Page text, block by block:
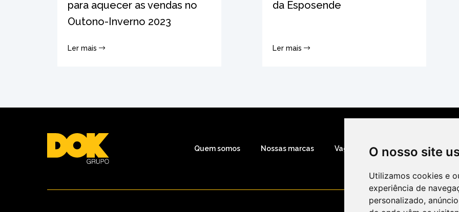
O nosso site
Utilizamos cookies e
experiência de
personalizado,
para aquecer as vendas no
Outono-Inverno 2023
Ler mais
da Esposende
Ler mais
Quem somos Nossas marcas Vagas abertas Notícias
Contato